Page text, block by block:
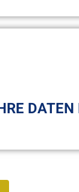
Sie immer